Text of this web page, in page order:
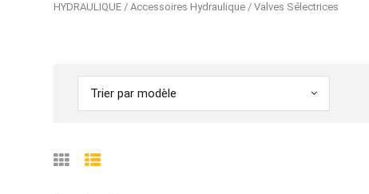
HYDRAULIQUE / Accessoires Hydraulique / Valves Sélectrices
Trier par modèle